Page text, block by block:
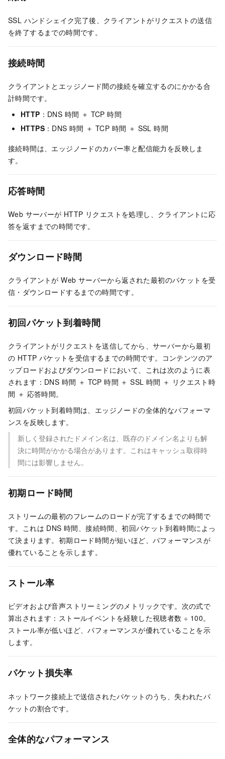
SSL ハンドシェイク完了後、クライアントがリクエストの送信
を終了するまでの時間です。
接続時間
クライアントとエッジノード間の接続を確立するのにかかる合
計時間です。
HTTP ：DNS 時間 ＋ TCP 時間
HTTPS ：DNS 時間 ＋ TCP 時間 ＋ SSL 時間
接続時間は、エッジノードのカバー率と配信能力を反映しま
す。
応答時間
Web サーバーが HTTP リクエストを処理し、クライアントに応
答を返すまでの時間です。
ダウンロード時間
クライアントが Web サーバーから返された最初のパケットを受
信・ダウンロードするまでの時間です。
初回パケット到着時間
クライアントがリクエストを送信してから、サーバーから最初
の HTTP パケットを受信するまでの時間です。コンテンツのア
ップロードおよびダウンロードにおいて、これは次のように表
されます：DNS 時間 ＋ TCP 時間 ＋ SSL 時間 ＋ リクエスト時
間 ＋ 応答時間。
初回パケット到着時間は、エッジノードの全体的なパフォーマ
ンスを反映します。
新しく登録されたドメイン名は、既存のドメイン名よりも解
決に時間がかかる場合があります。これはキャッシュ取得時
間には影響しません。
初期ロード時間
ストリームの最初のフレームのロードが完了するまでの時間で
す。これは DNS 時間、接続時間、初回パケット到着時間によっ
て決まります。初期ロード時間が短いほど、パフォーマンスが
優れていることを示します。
ストール率
ビデオおよび音声ストリーミングのメトリックです。次の式で
算出されます：ストールイベントを経験した視聴者数 ÷ 100。
ストール率が低いほど、パフォーマンスが優れていることを示
します。
パケット損失率
ネットワーク接続上で送信されたパケットのうち、失われたパ
ケットの割合です。
全体的なパフォーマンス